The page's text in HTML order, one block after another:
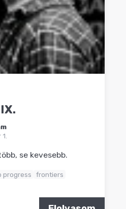
se kevesebb.
progress
frontiers